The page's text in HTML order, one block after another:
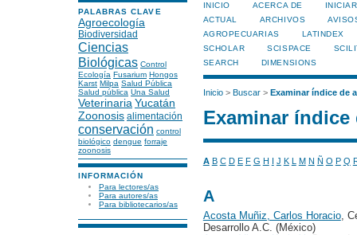
PALABRAS CLAVE
Agroecología
Biodiversidad
Ciencias
Biológicas Control
Ecología Fusarium Hongos
Karst Milpa Salud Pública
Salud pública Una Salud
Veterinaria Yucatán
Zoonosis alimentación
conservación control
biológico dengue forraje
zoonosis
INFORMACIÓN
Para lectores/as
Para autores/as
Para bibliotecarios/as
INICIO ACERCA DE
ACTUAL
ARCHIVOS
AGROPECUARIAS
LATINDEX
SCHOLAR
SCISPACE
SEARCH
DIMENSIONS
Inicio> Buscar> Examinar índice de
Examinar índice
A B C D E F G H I J K L M N Ñ O P Q
A
Acosta Muñiz, Carlos Horacio,
Desarrollo A.C. (México)